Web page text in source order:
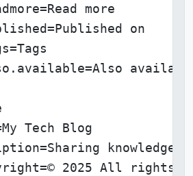
more
on
Tech Blog
knowledge
2025 All rights